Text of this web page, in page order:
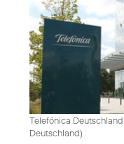
Telefónica
Deutschland)